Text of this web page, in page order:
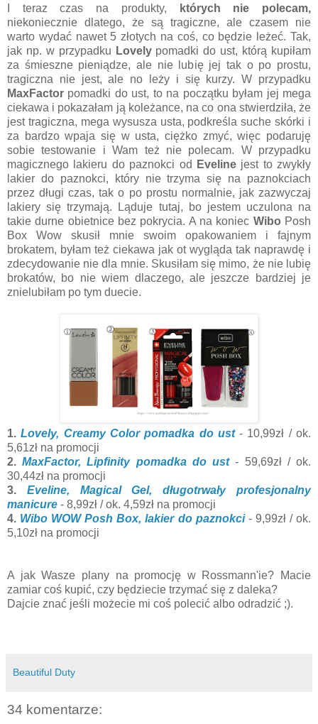
I teraz czas na produkty,
których nie polecam,
niekoniecznie dlatego, że są tragiczne, ale czasem nie
warto wydać nawet 5 złotych na coś, co będzie leżeć. Tak,
jak np. w przypadku Lovelypomadki do ust, którą kupiłam
za śmieszne pieniądze, ale nie lubię jej tak o po prostu,
tragiczna nie jest, ale no leży i się kurzy. W przypadku
MaxFactor pomadki do ust, to na początku byłam jej mega
ciekawa i pokazałam ją koleżance, na co ona stwierdziła, że
jest tragiczna, mega wysusza usta, podkreśla suche skórki i
za bardzo wpaja się w usta, ciężko zmyć, więc podaruję
sobie testowanie i Wam też nie polecam. W przypadku
magicznego lakieru do paznokci od
Evelinejest to zwykły
lakier do paznokci, który nie trzyma się na paznokciach
przez długi czas, tak o po prostu normalnie, jak zazwyczaj
lakiery się trzymają. Ląduje tutaj, bo jestem uczulona na
takie durne obietnice bez pokrycia. A na koniec Wibo Posh
Box Wow skusił mnie swoim opakowaniem i fajnym
brokatem, byłam też ciekawa jak ot wygląda tak naprawdę i
zdecydowanie nie dla mnie. Skusiłam się mimo, że nie lubię
brokatów, bo nie wiem dlaczego, ale jeszcze bardziej je
znielubiłam po tym duecie.
1.Lovely, Creamy Color pomadka do ust - 10,99zł / ok.
5,61zł na promocji
2.MaxFactor, Lipfinity pomadka do ust- 59,69zł / ok.
30,44zł na promocji
3. Eveline, Magical Gel, długotrwały profesjonalny
manicure - 8,99zł / ok. 4,59zł na promocji
4. Wibo WOW Posh Box, lakier do paznokci- 9,99zł / ok.
5,10zł na promocji
A jak Wasze plany na promocję w Rossmann'ie? Macie
zamiar coś kupić, czy będziecie trzymać się z daleka?
Dajcie znać jeśli możecie mi coś polecić albo odradzić ;).
Beautiful Duty
34 komentarze: